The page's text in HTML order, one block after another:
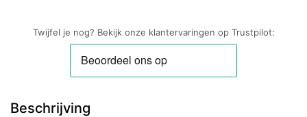
2x16GB
DIMM
Twijfel je nog? Bekijk onze klantervaringen op Trustpilot:
Beschrijving